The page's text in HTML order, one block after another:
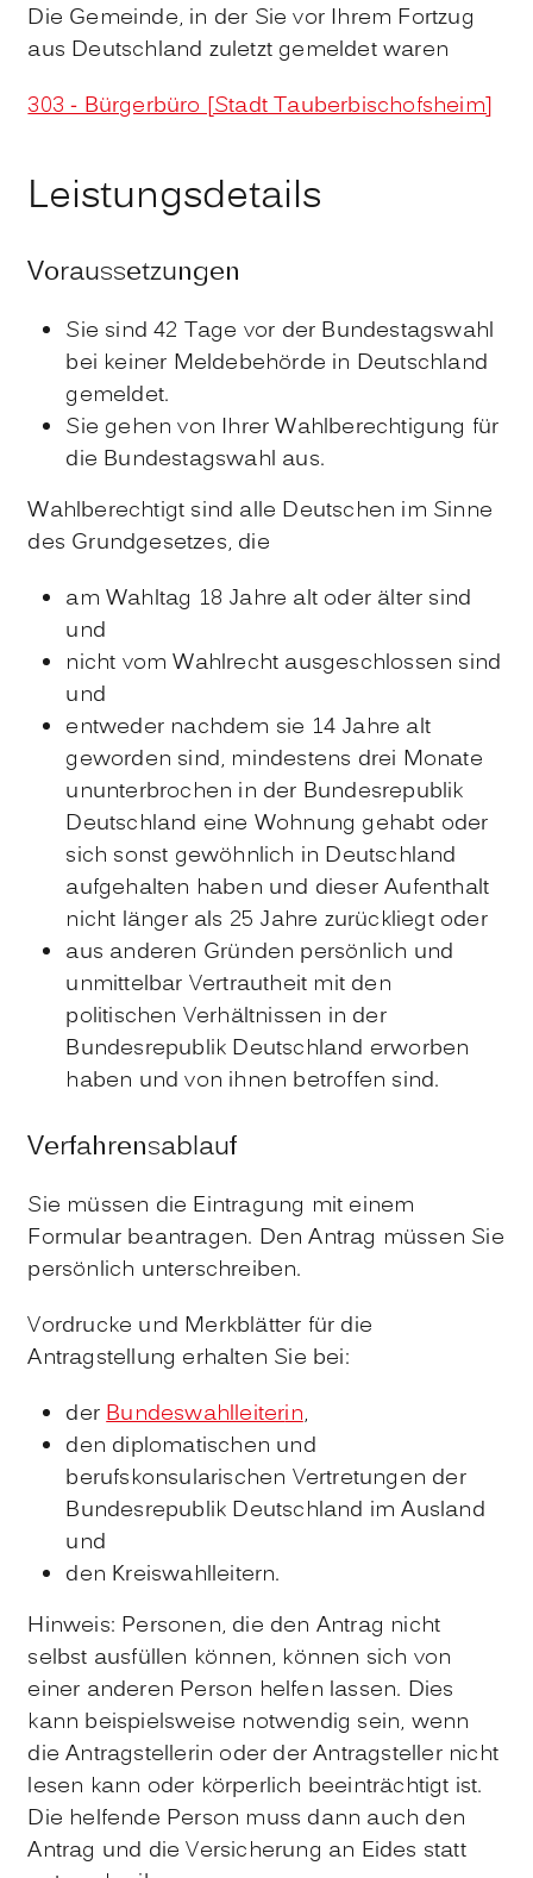
Die Gemeinde, in der Sie vor Ihrem Fortzug
aus Deutschland zuletzt gemeldet waren
303 - Bürgerbüro [Stadt Tauberbischofsheim]
Leistungsdetails
Voraussetzungen
Sie sind 42 Tage vor der Bundestagswahl
bei keiner Meldebehörde in Deutschland
gemeldet.
Sie gehen von Ihrer Wahlberechtigung für
die Bundestagswahl aus.
Wahlberechtigt sind alle Deutschen im Sinne
des Grundgesetzes, die
am Wahltag 18 Jahre alt oder älter sind
und
nicht vom Wahlrecht ausgeschlossen sind
und
entweder nachdem sie 14 Jahre alt
geworden sind, mindestens drei Monate
ununterbrochen in der Bundesrepublik
Deutschland eine Wohnung gehabt oder
sich sonst gewöhnlich in Deutschland
aufgehalten haben und dieser Aufenthalt
nicht länger als 25 Jahre zurückliegt oder
aus anderen Gründen persönlich und
unmittelbar Vertrautheit mit den
politischen Verhältnissen in der
Bundesrepublik Deutschland erworben
haben und von ihnen betroffen sind.
Verfahrensablauf
Sie müssen die Eintragung mit einem
Formular beantragen. Den Antrag müssen Sie
persönlich unterschreiben.
Vordrucke und Merkblätter für die
Antragstellung erhalten Sie bei:
derBundeswahlleiterin,
den diplomatischen und
berufskonsularischen Vertretungen der
Bundesrepublik Deutschland im Ausland
und
den Kreiswahlleitern.
Hinweis: Personen, die den Antrag nicht
selbst ausfüllen können, können sich von
einer anderen Person helfen lassen. Dies
kann beispielsweise notwendig sein, wenn
die Antragstellerin oder der Antragsteller nicht
lesen kann oder körperlich beeinträchtigt ist.
Die helfende Person muss dann auch den
Antrag und dieVersicherung an Eides statt